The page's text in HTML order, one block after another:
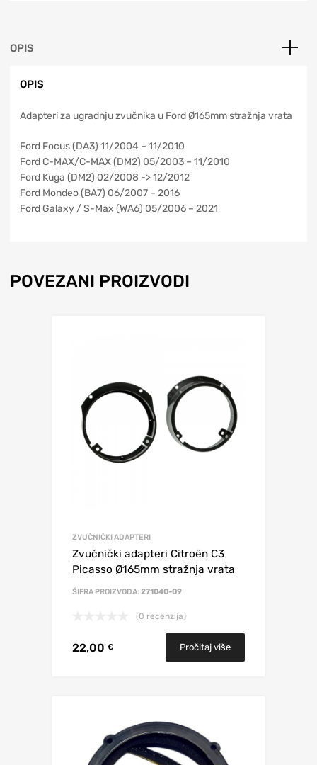
OPIS
OPIS
Adapteri za ugradnju zvučnika u Ford Ø165mm stražnja vrata
Ford Focus (DA3) 11/2004 – 11/2010
Ford C-MAX/C-MAX (DM2) 05/2003 – 11/2010
Ford Kuga (DM2) 02/2008 -> 12/2012
Ford Mondeo (BA7) 06/2007 – 2016
Ford Galaxy / S-Max (WA6) 05/2006 – 2021
POVEZANI PROIZVODI
ZVUČNIČKI ADAPTERI
Zvučnički adapteri Citroën C3
Picasso Ø165mm stražnja vrata
ŠIFRA PROIZVODA: 271040-09
(0 recenzija)
22,00 € Pročitaj više